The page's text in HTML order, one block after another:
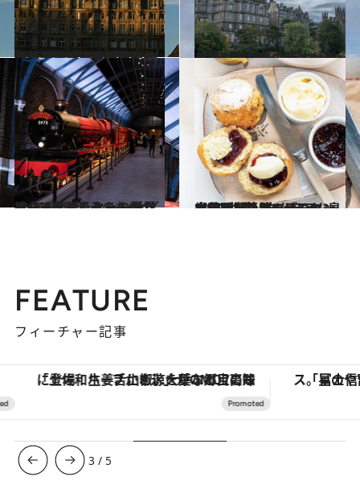
2025.6.14
【舞台やドラマ版の制作も話題】今こそ「ハリー・ポッター」聖地巡礼へ！ ダイアゴン横丁、ホグワーツ魔法魔術学校…歩いて回るエジンバラの街
旅＆お出かけ 2018.1.13
ハリポタ作品の断片がそこかしこに J・K・ローリングが歩いたエディンバラ
旅＆お出かけ
2023.6.14
ハリー・ポッターの世界へGO！ 映画そのものの造り込まれたセットが ズラリ。見どころを一挙ご紹介！
カルチャー 2025.5.9
【英国“クリームティー”の世界】ウィリアム皇太子所有のガーデンセンターでお茶を＜スコーンにジャムからのせるコーンウォール流＞
旅＆お出かけ
FEATURE
フィーチャー記事
「土佐和ハーブかき氷」がOMO7高知に登場！生姜、山椒、大葉など目にも舌にも涼を呼ぶ郷土の味
3 / 5